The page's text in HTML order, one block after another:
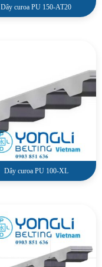
Dây curoa PU 150-AT20
Dây curoa PU 100-XL